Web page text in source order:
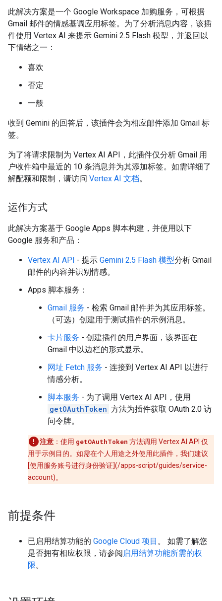
此解决方案是一个 Google Workspace 加购服务，可根据
Gmail 邮件的情感基调应用标签。为了分析消息内容，该插
件使用 Vertex AI 来提示 Gemini 2.5 Flash 模型，并返回以
下情绪之一：
喜欢
否定
一般
收到 Gemini 的回答后，该插件会为相应邮件添加 Gmail 标
签。
为了将请求限制为 Vertex AI API，此插件仅分析 Gmail 用
户收件箱中最近的 10 条消息并为其添加标签。如需详细了
解配额和限制，请访问 Vertex AI 文档。
运作方式
此解决方案基于 Google Apps 脚本构建，并使用以下
Google 服务和产品：
Vertex AI API - 提示 Gemini 2.5 Flash 模型分析 Gmail
邮件的内容并识别情感。
Apps 脚本服务：
Gmail 服务 - 检索 Gmail 邮件并为其应用标签。
（可选）创建用于测试插件的示例消息。
卡片服务 - 创建插件的用户界面，该界面在
Gmail 中以边栏的形式显示。
网址 Fetch 服务 - 连接到 Vertex AI API 以进行
情感分析。
脚本服务 - 为了调用 Vertex AI API，使用
getOAuthToken 方法为插件获取 OAuth 2.0 访
问令牌。
注意 ：使用 getOAuthToken 方法调用 Vertex AI API 仅
用于示例目的。如需在个人用途之外使用此插件，我们建议
[使用服务账号进行身份验证](/apps-script/guides/service-
account)。
前提条件
已启用结算功能的 Google Cloud 项目 。 如需了解您
是否拥有相应权限，请参阅 启用结算功能所需的权
限。